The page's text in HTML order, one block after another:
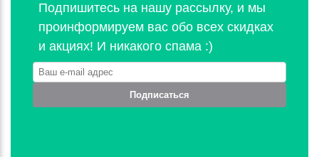
Подпишитесь на нашу рассылку, и мы
проинформируем вас обо всех скидках
и акциях! И никакого спама :)
Подписаться